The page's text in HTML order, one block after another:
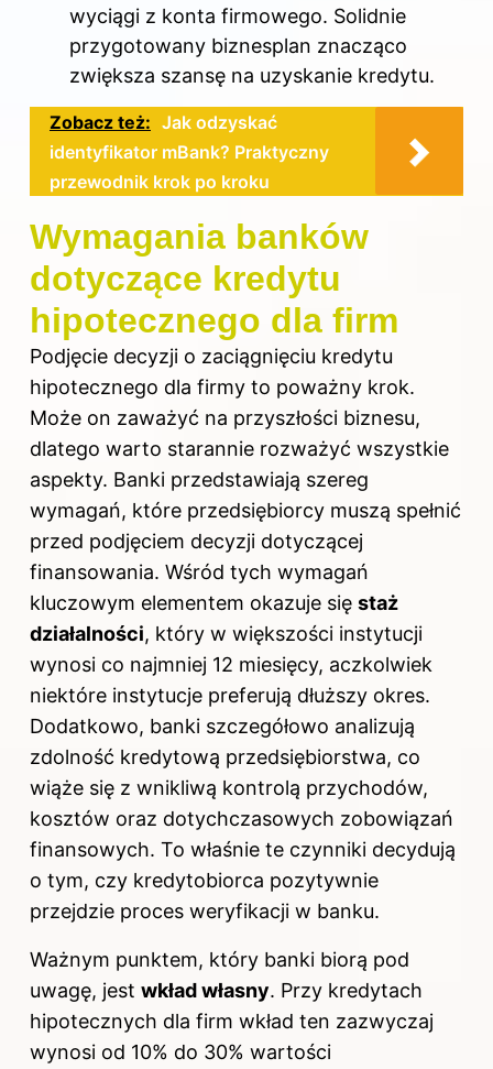
wyciągi z konta firmowego. Solidnie
przygotowany biznesplan znacząco
zwiększa szansę na uzyskanie kredytu.
Zobacz też: Jak odzyskać
identyfikator mBank? Praktyczny
przewodnik krok po kroku
Wymagania banków
dotyczące kredytu
hipotecznego dla firm
Podjęcie decyzji o zaciągnięciu kredytu
hipotecznego dla firmy to poważny krok.
Może on zaważyć na przyszłości biznesu,
dlatego warto starannie rozważyć wszystkie
aspekty. Banki przedstawiają szereg
wymagań, które przedsiębiorcy muszą spełnić
przed podjęciem decyzji dotyczącej
finansowania. Wśród tych wymagań
kluczowym elementem okazuje się staż
działalności, który w większości instytucji
wynosi co najmniej 12 miesięcy, aczkolwiek
niektóre instytucje preferują dłuższy okres.
Dodatkowo, banki szczegółowo analizują
zdolność kredytową przedsiębiorstwa, co
wiąże się z wnikliwą kontrolą przychodów,
kosztów oraz dotychczasowych zobowiązań
finansowych. To właśnie te czynniki decydują
o tym, czy kredytobiorca pozytywnie
przejdzie proces weryfikacji w banku.
Ważnym punktem, który banki biorą pod
uwagę, jest wkład własny. Przy kredytach
hipotecznych dla firm wkład ten zazwyczaj
wynosi od 10% do 30% wartości